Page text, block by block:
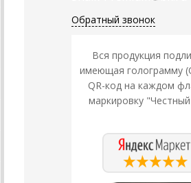
Обратный звонок
Вся продукция
имеющая голограмму
QR-код на каждом
маркировку "Честный